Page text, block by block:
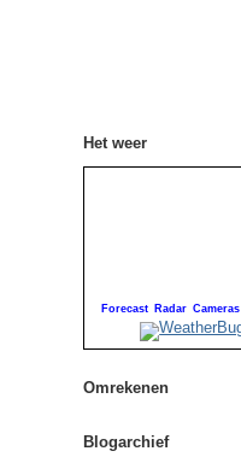
Het weer
Forecast Radar Cameras
Omrekenen
Blogarchief